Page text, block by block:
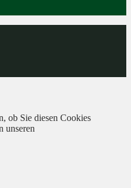
ob Sie diesen Cookies
unseren